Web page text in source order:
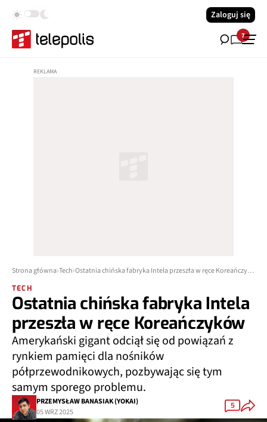
Zaloguj się
7
Strona główna Tech Ostatnia chińska fabryka Intela przeszła w ręce Koreańczyków
TECH
Ostatnia chińska fabryka Intela
przeszła w ręce Koreańczyków
Amerykański gigant odciął się od powiązań z
rynkiem pamięci dla nośników
półprzewodnikowych, pozbywając się tym
samym sporego problemu.
PRZEMYSŁAW BANASIAK (YOKAI)
05 WRZ 2025
5